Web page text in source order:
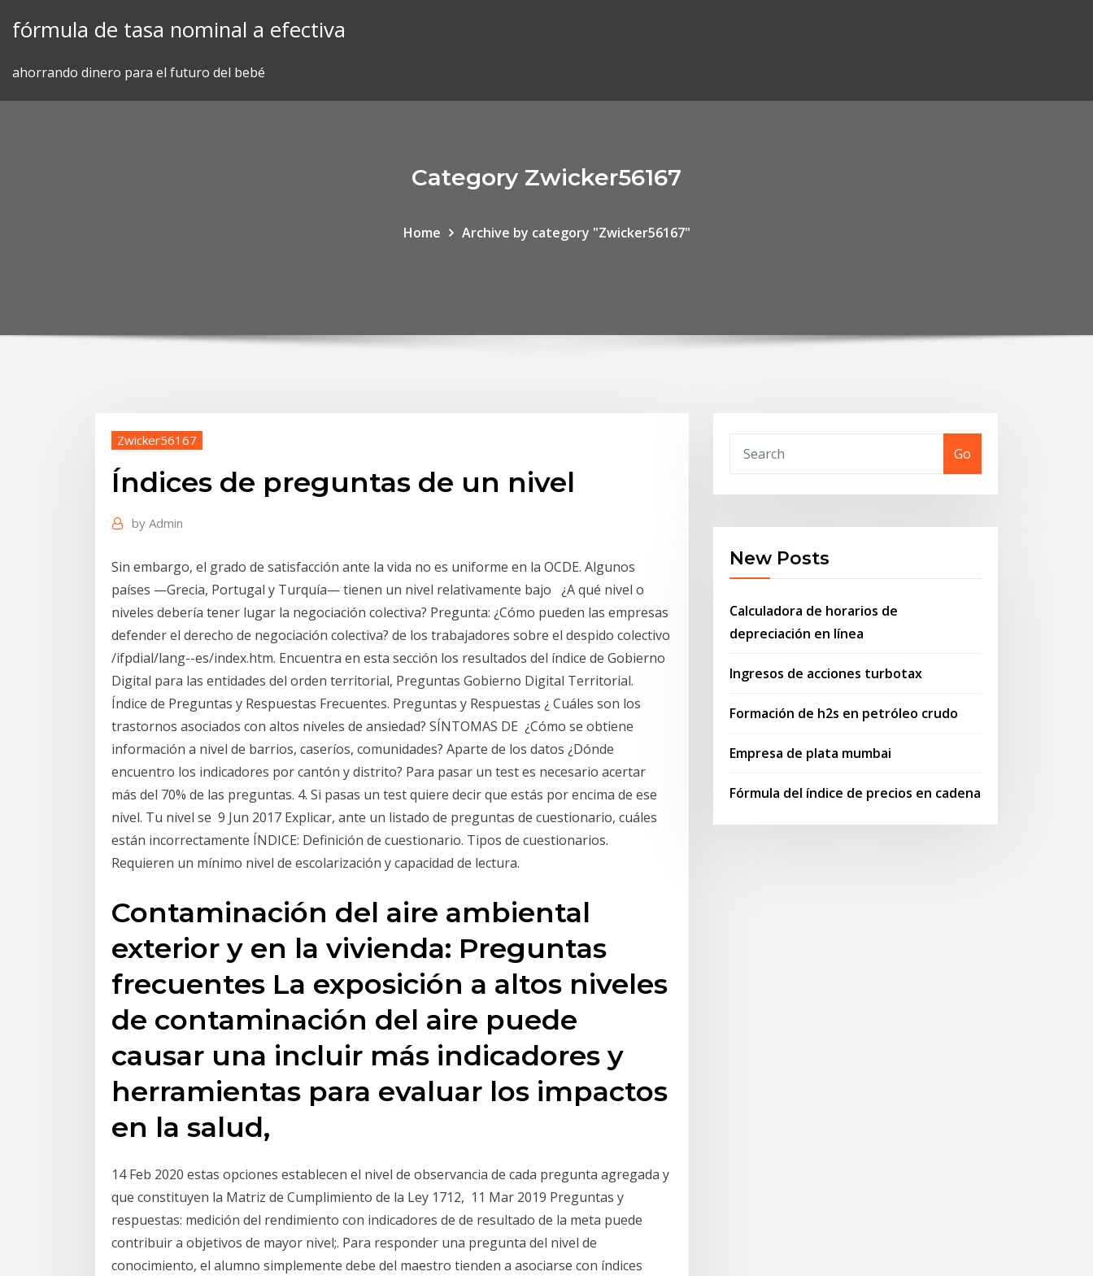
fórmula de tasa nominal a efectiva
ahorrando dinero para el futuro del bebé
Category Zwicker56167
Home Archive by category "Zwicker56167"
Zwicker56167
Índices de preguntas de un nivel
by Admin
Sin embargo, el grado de satisfacción ante la vida no es uniforme en la OCDE. Algunos
países —Grecia, Portugal y Turquía— tienen un nivel relativamente bajo ¿A qué nivel o
niveles debería tener lugar la negociación colectiva? Pregunta: ¿Cómo pueden las empresas
defender el derecho de negociación colectiva? de los trabajadores sobre el despido colectivo
/ifpdial/lang--es/index.htm. Encuentra en esta sección los resultados del índice de Gobierno
Digital para las entidades del orden territorial, Preguntas Gobierno Digital Territorial.
Índice de Preguntas y Respuestas Frecuentes. Preguntas y Respuestas ¿ Cuáles son los
trastornos asociados con altos niveles de ansiedad? SÍNTOMAS DE ¿Cómo se obtiene
información a nivel de barrios, caseríos, comunidades? Aparte de los datos ¿Dónde
encuentro los indicadores por cantón y distrito? Para pasar un test es necesario acertar
más del 70% de las preguntas. 4. Si pasas un test quiere decir que estás por encima de ese
nivel. Tu nivel se 9 Jun 2017 Explicar, ante un listado de preguntas de cuestionario, cuáles
están incorrectamente ÍNDICE: Definición de cuestionario. Tipos de cuestionarios.
Requieren un mínimo nivel de escolarización y capacidad de lectura.
Contaminación del aire ambiental
exterior y en la vivienda: Preguntas
frecuentes La exposición a altos niveles
de contaminación del aire puede
causar una incluir más indicadores y
herramientas para evaluar los impactos
en la salud,
14 Feb 2020 estas opciones establecen el nivel de observancia de cada pregunta agregada y
que constituyen la Matriz de Cumplimiento de la Ley 1712, 11 Mar 2019 Preguntas y
respuestas: medición del rendimiento con indicadores de de resultado de la meta puede
contribuir a objetivos de mayor nivel;. Para responder una pregunta del nivel de
conocimiento, el alumno simplemente debe del maestro tienden a asociarse con índices
Go
New Posts
Calculadora de horarios de
depreciación en línea
Ingresos de acciones turbotax
Formación de h2s en petróleo crudo
Empresa de plata mumbai
Fórmula del índice de precios en cadena